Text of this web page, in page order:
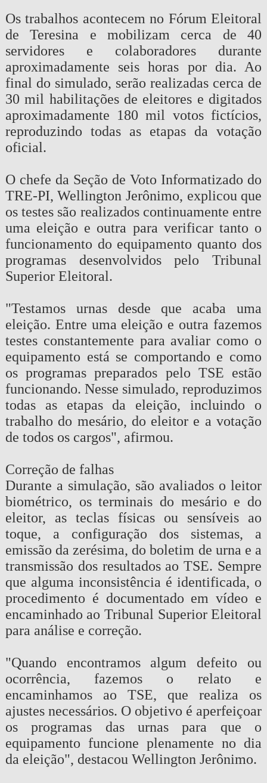
Os trabalhos acontecem no Fórum Eleitoral
de Teresina e mobilizam cerca de 40
servidores e colaboradores durante
aproximadamente seis horas por dia. Ao
final do simulado, serão realizadas cerca de
30 mil habilitações de eleitores e digitados
aproximadamente 180 mil votos fictícios,
reproduzindo todas as etapas da votação
oficial.
O chefe da Seção de Voto Informatizado do
TRE-PI, Wellington Jerônimo, explicou que
os testes são realizados continuamente entre
uma eleição e outra para verificar tanto o
funcionamento do equipamento quanto dos
programas desenvolvidos pelo Tribunal
Superior Eleitoral.
"Testamos urnas desde que acaba uma
eleição. Entre uma eleição e outra fazemos
testes constantemente para avaliar como o
equipamento está se comportando e como
os programas preparados pelo TSE estão
funcionando. Nesse simulado, reproduzimos
todas as etapas da eleição, incluindo o
trabalho do mesário, do eleitor e a votação
de todos os cargos", afirmou.
Correção de falhas
Durante a simulação, são avaliados o leitor
biométrico, os terminais do mesário e do
eleitor, as teclas físicas ou sensíveis ao
toque, a configuração dos sistemas, a
emissão da zerésima, do boletim de urna e a
transmissão dos resultados ao TSE. Sempre
que alguma inconsistência é identificada, o
procedimento é documentado em vídeo e
encaminhado ao Tribunal Superior Eleitoral
para análise e correção.
"Quando encontramos algum defeito ou
ocorrência, fazemos o relato e
encaminhamos ao TSE, que realiza os
ajustes necessários. O objetivo é aperfeiçoar
os programas das urnas para que o
equipamento funcione plenamente no dia
da eleição", destacou Wellington Jerônimo.